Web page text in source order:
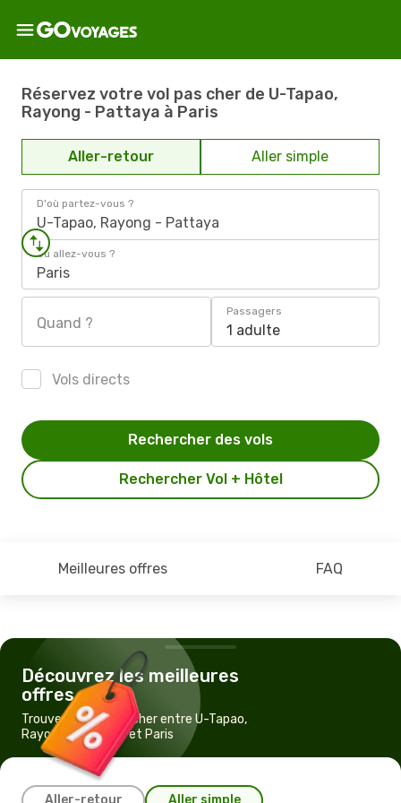
Réservez votre vol pas cher de U-Tapao,
Rayong - Pattaya à Paris
Aller-retour Aller simple
D'où partez-vous ?
U-Tapao, Rayong - Pattaya
Où allez-vous ?
Paris
Quand ?
Passagers
1 adulte
Vols directs
Rechercher Vol + Hôtel
Rechercher des vols
Meilleures offres FAQ
Découvrez les meilleures
offres
Trouvez un vol pas cher entre U-Tapao,
Rayong - Pattaya et Paris
Aller-retour Aller simple